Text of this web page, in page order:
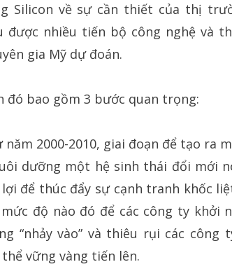
Silicon về sự cần thiết của thị
được nhiều tiến bộ công nghệ và
gia Mỹ dự đoán.
đó bao gồm 3 bước quan trọng:
2000-2010, giai đoạn để tạo ra
dưỡng một hệ sinh thái đổi mới
để thúc đẩy sự cạnh tranh khốc
độ nào đó để các công ty khởi
“nhảy vào” và thiêu rụi các công
vững vàng tiến lên.